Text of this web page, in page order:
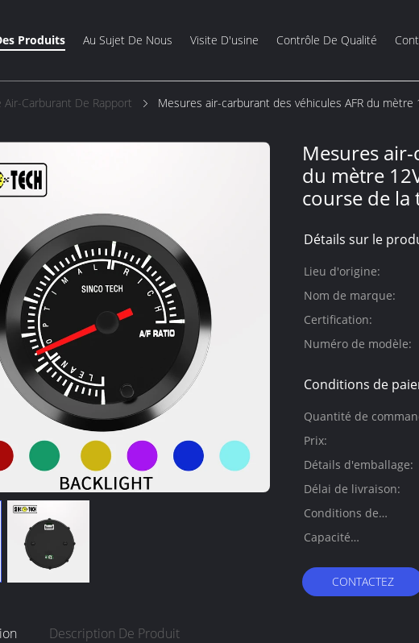
Produits Au Sujet De Nous Visite D'usine Contrôle De Qualité
Air-Carburant De Rapport Mesures air-carburant des véhicules AFR du
Mesures
du mètre
course de la
Détails sur le
Lieu d'origine:
Nom de marque:
Certification:
Numéro de modèle:
Conditions de
Quantité de
min:
Prix:
Détails d'emballage:
Délai de livraison:
Conditions de
paiement:
Capacité
CONTACTEZ
Description De Produit